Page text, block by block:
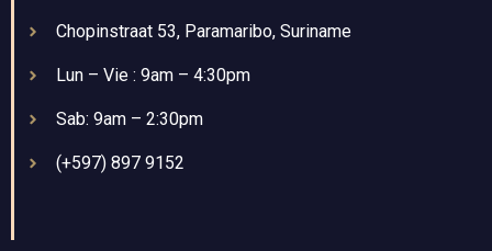
Chopinstraat 53, Paramaribo, Suriname
Lun – Vie : 9am – 4:30pm
Sab: 9am – 2:30pm
(+597) 897 9152